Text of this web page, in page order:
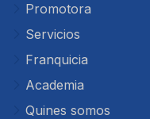
Promotora
Servicios
Franquicia
Academia
Quines somos